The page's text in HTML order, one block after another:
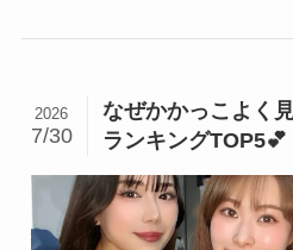
なぜかかっこよく
ランキングTOP5💕
2026
7/30